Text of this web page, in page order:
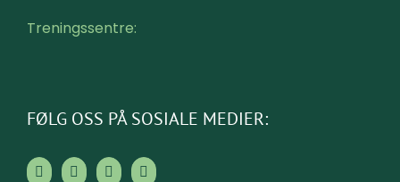
Treningssentre:
FØLG OSS PÅ SOSIALE MEDIER: